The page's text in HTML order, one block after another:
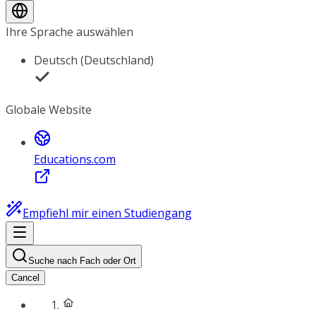
Ihre Sprache auswählen
Deutsch (Deutschland)
Globale Website
Educations.com
Empfiehl mir einen Studiengang
Suche nach Fach oder Ort
Cancel